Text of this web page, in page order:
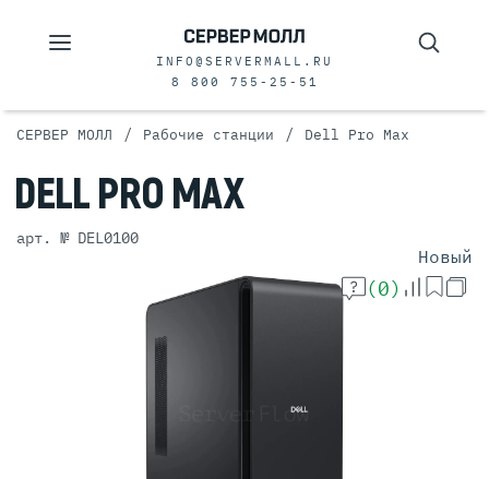
INFO@SERVERMALL.RU
8 800 755-25-51
СЕРВЕР МОЛЛ / Рабочие станции / Dell Pro Max
DELL PRO MAX
арт. № DEL0100
Новый
(0)